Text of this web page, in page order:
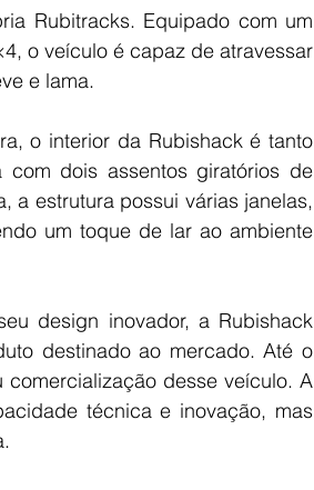
Rubitracks. Equipado com um
o veículo é capaz de atravessar
e lama.
o interior da Rubishack é tanto
com dois assentos giratórios de
a estrutura possui várias janelas,
um toque de lar ao ambiente
design inovador, a Rubishack
destinado ao mercado. Até o
desse veículo. A
técnica e inovação, mas